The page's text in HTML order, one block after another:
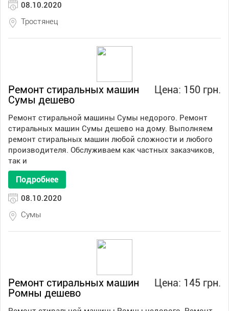
08.10.2020
Тростянец
Цена: 150 грн.
Ремонт стиральных машин
Сумы дешево
Ремонт стиральной машины Сумы недорого. Ремонт
стиральных машин Сумы дешево на дому. Выполняем
ремонт стиральных машин любой сложности и любого
производителя. Обслуживаем как частных заказчиков,
так и
Подробнее
08.10.2020
Сумы
Цена: 145 грн.
Ремонт стиральных машин
Ромны дешево